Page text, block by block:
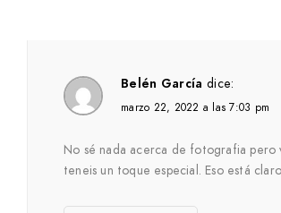
Belén García dice:
marzo 22, 2022 a las 7:03 pm
No sé nada acerca de fotografia pero
teneis un toque especial. Eso está